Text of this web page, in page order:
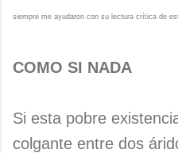
siempre me ayudaron con su lectura crítica de
COMO SI NADA
Si esta pobre
colgante entre dos